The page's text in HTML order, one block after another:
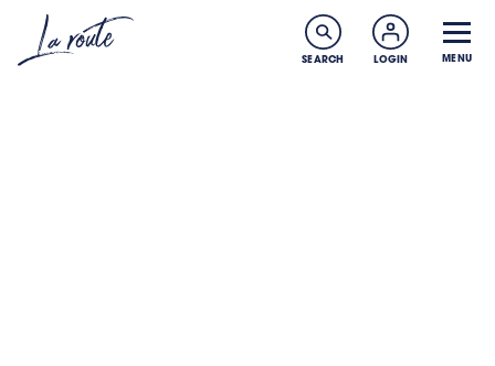
SEARCH LOGIN MENU